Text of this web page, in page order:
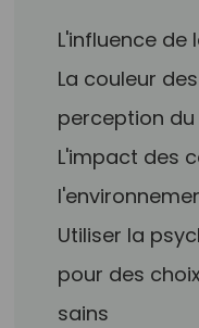
L'influence de
La couleur
perception
L'impact des
Utiliser la
pour des
sains